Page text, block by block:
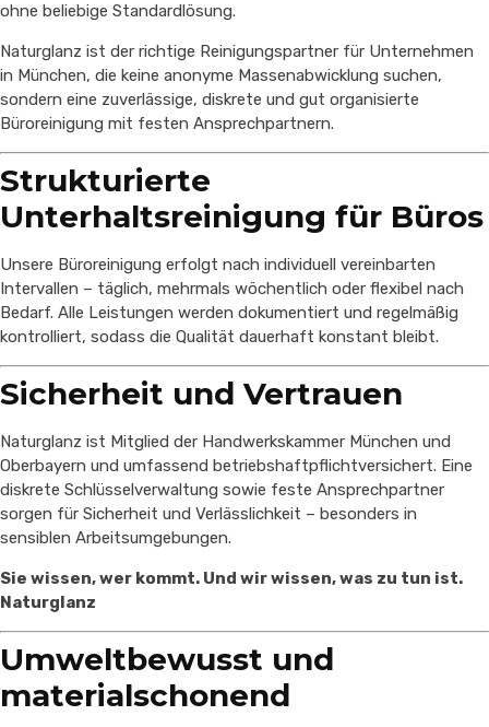
ohne beliebige Standardlösung.
Naturglanz ist der richtige Reinigungspartner für Unternehmen
in München, die keine anonyme Massenabwicklung suchen,
sondern eine zuverlässige, diskrete und gut organisierte
Büroreinigung mit festen Ansprechpartnern.
Strukturierte
Unterhaltsreinigung für Büros
Unsere Büroreinigung erfolgt nach individuell vereinbarten
Intervallen – täglich, mehrmals wöchentlich oder flexibel nach
Bedarf. Alle Leistungen werden dokumentiert und regelmäßig
kontrolliert, sodass die Qualität dauerhaft konstant bleibt.
Sicherheit und Vertrauen
Naturglanz ist Mitglied der Handwerkskammer München und
Oberbayern und umfassend betriebshaftpflichtversichert. Eine
diskrete Schlüsselverwaltung sowie feste Ansprechpartner
sorgen für Sicherheit und Verlässlichkeit – besonders in
sensiblen Arbeitsumgebungen.
Sie wissen, wer kommt. Und wir wissen, was zu tun ist.
Naturglanz
Umweltbewusst und
materialschonend